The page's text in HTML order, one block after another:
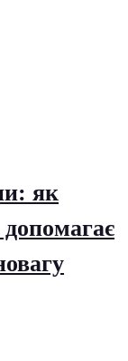
як